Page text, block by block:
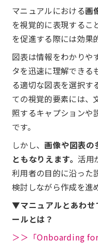
マニュアルにおける画
を視覚的に表現するこ
を促進する際には効果
図表は情報をわかりや
タを迅速に理解できる
る適切な図表を選択す
ての視覚的要素には、
照するキャプションや
です。
しかし、画像や図表の
ともなりえます。 活用
利用者の目的に沿った
検討しながら作成を進
▼マニュアルとあわせ
ールとは？
＞＞「Onboarding